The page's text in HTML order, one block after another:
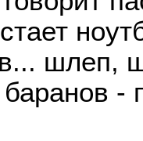
шлеп,
-